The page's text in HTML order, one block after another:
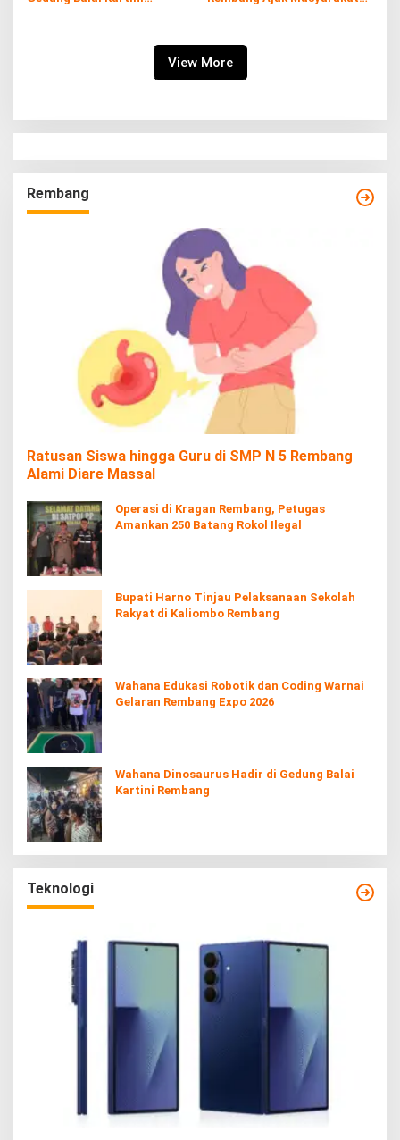
View More
Rembang
Ratusan Siswa hingga Guru di SMP N 5 Rembang
Alami Diare Massal
Operasi di Kragan Rembang, Petugas
Amankan 250 Batang Rokol Ilegal
Bupati Harno Tinjau Pelaksanaan Sekolah
Rakyat di Kaliombo Rembang
Wahana Edukasi Robotik dan Coding Warnai
Gelaran Rembang Expo 2026
Wahana Dinosaurus Hadir di Gedung Balai
Kartini Rembang
Teknologi